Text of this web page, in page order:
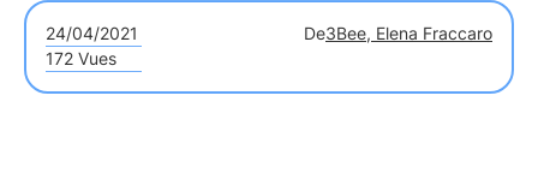
24/04/2021 De3Bee, Elena Fraccaro
172 Vues